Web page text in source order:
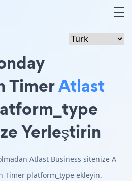
TimerAtlast
Yerleştirin
Atlast Business sitenize A
Timer platform_type ekleyin.